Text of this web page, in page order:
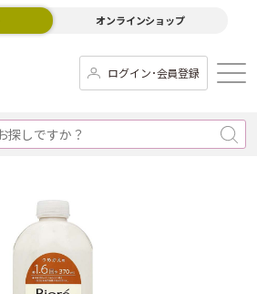
オンラインショップ
ログイン･会員登録